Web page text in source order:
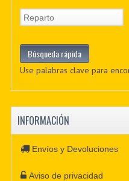
Use palabras clave para
INFORMACIÓN
Envíos y Devoluciones
Aviso de privacidad